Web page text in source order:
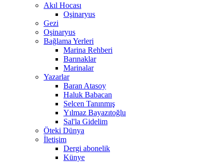
Akıl Hocası
Oşinaryus
Gezi
Oşinaryus
Bağlama Yerleri
Marina Rehberi
Barınaklar
Marinalar
Yazarlar
Baran Atasoy
Haluk Babacan
Selcen Tanınmış
Yılmaz Bayazıtoğlu
Sal'la Gidelim
Öteki Dünya
İletişim
Dergi abonelik
Künye